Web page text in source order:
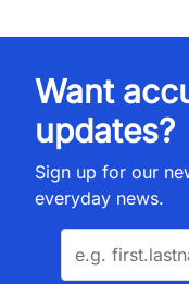
Want
updates?
Sign up for our
everyday news.